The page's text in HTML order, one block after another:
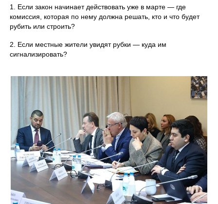
1. Если закон начинает действовать уже в марте — где
комиссия, которая по нему должна решать, кто и что будет
рубить или строить?
2. Если местные жители увидят рубки — куда им
сигнализировать?